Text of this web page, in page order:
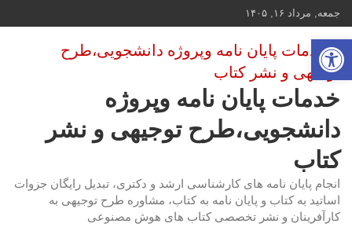
بروید
جمعه, مرداد ۱۶, ۱۴۰۵
خدمات پایان نامه وپروژه
دانشجویی،طرح توجیهی و نشر
کتاب
انجام پایان نامه های کارشناسی ارشد و دکتری، تبدیل رایگان جزوات
اساتید به کتاب و پایان نامه به کتاب، مشاوره طرح توجیهی به
کارآفرینان و نشر تخصصی کتاب های هوش مصنوعی
باز کردن نوار ابزار